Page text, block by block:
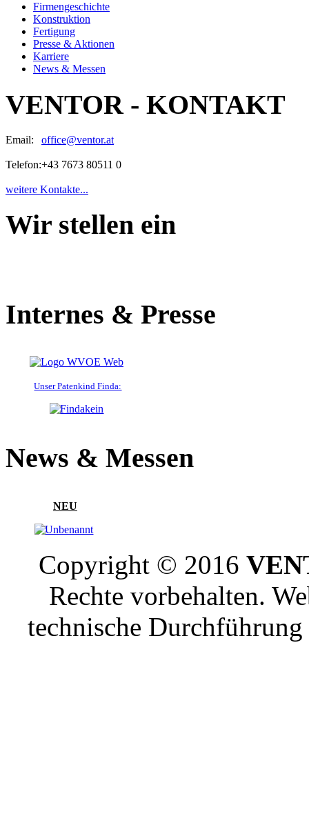
Firmengeschichte
Konstruktion
Fertigung
Presse & Aktionen
Karriere
News & Messen
VENTOR - KONTAKT
Email: office@ventor.at
Telefon:+43 7673 80511 0
weitere Kontakte...
Wir stellen ein
Internes & Presse
Unser Patenkind Finda:
News & Messen
NEU
Copyright © 2016
Rechte vorbehalten.
technische